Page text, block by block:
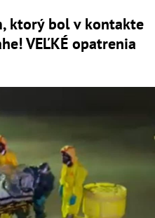
ktorý bol v kontakte
VEĽKÉ opatrenia